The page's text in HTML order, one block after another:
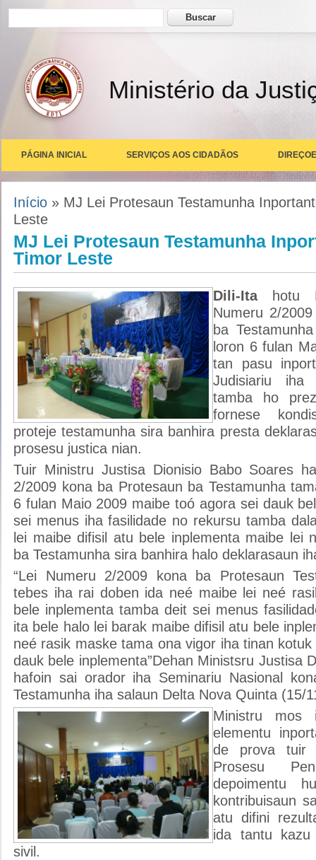
Formulário de busca Buscar
Ministério da
PÁGINA INICIAL SERVIÇOS AOS CIDADÃOS
Você está aqui
Início » MJ Lei Protesaun Testamunha
Leste
MJ Lei Protesaun Testamunha
Timor Leste
Dili-Ita hotu
Numeru 2/
ba
loron 6 fulan
tan pasu
Judisiariu
tamba ho
fornese
proteje testamunha sira banhira presta
prosesu justica nian.
Tuir Ministru Justisa Dionisio Babo Soares
2/2009 kona ba Protesaun ba Testamunha
6 fulan Maio 2009 maibe toó agora sei dauk
sei menus iha fasilidade no rekursu tamba
lei maibe difisil atu bele inplementa maibe lei
ba Testamunha sira banhira halo deklarasaun
“Lei Numeru 2/2009 kona ba Protesaun
tebes iha rai doben ida neé maibe lei neé
bele inplementa tamba deit sei menus
ita bele halo lei barak maibe difisil atu bele
neé rasik maske tama ona vigor iha tinan
dauk bele inplementa”Dehan Ministsru Justisa
hafoin sai orador iha Seminariu Nasional
Testamunha iha salaun Delta Nova Quinta (15/
Ministru mos
elementu
de prova tuir
Prosesu
depoimentu
kontribuisaun
atu difini
ida tantu
sivil.